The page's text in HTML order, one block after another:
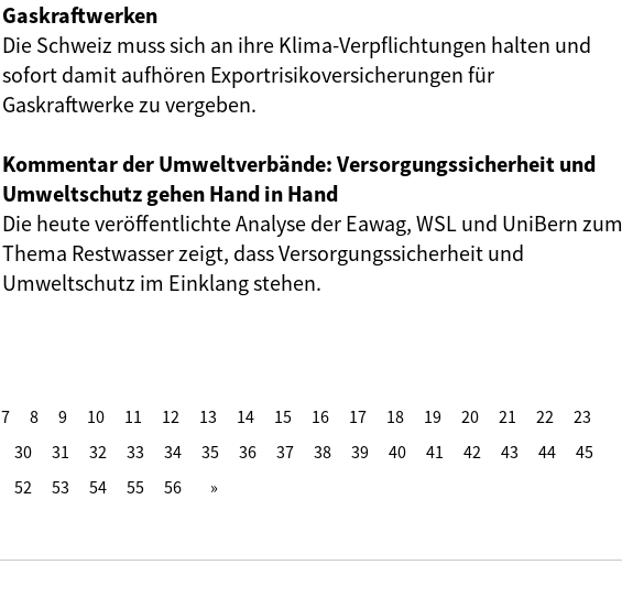
Gaskraftwerken
Die Schweiz muss sich an ihre Klima-Verpflichtungen halten und
sofort damit aufhören Exportrisikoversicherungen für
Gaskraftwerke zu vergeben.
Kommentar der Umweltverbände: Versorgungssicherheit und
Umweltschutz gehen Hand in Hand
Die heute veröffentlichte Analyse der Eawag, WSL und UniBern zum
Thema Restwasser zeigt, dass Versorgungssicherheit und
Umweltschutz im Einklang stehen.
7 8 9 10 11 12 13 14 15 16 17 18 19 20 21 22
23
30 31 32 33 34 35 36 37 38 39 40 41 42 43 44
45
52 53 54 55 56